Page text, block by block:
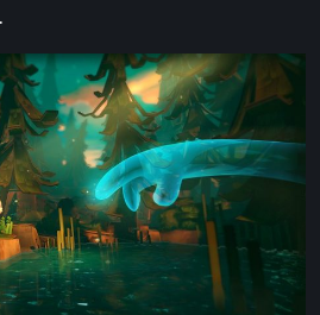
.